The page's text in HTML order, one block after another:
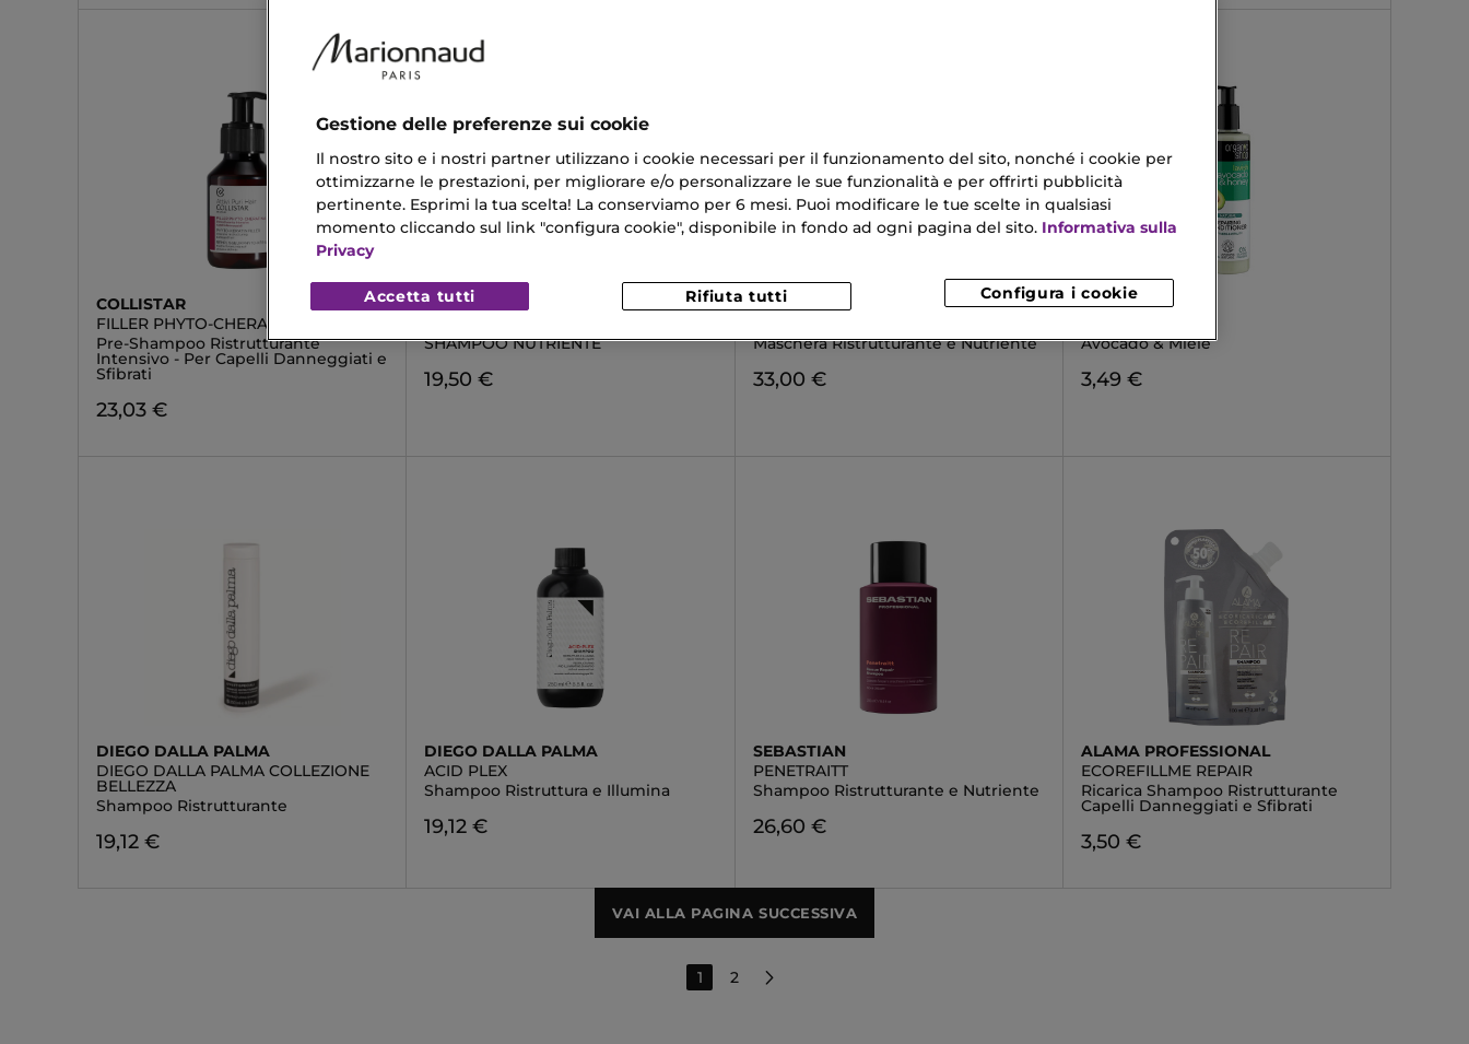
COLLISTAR
FILLER PHYTO-CHERATINA
Pre-Shampoo Ristrutturante
Intensivo - Per Capelli Danneggiati e
Sfibrati
23,03 €
DIEGO DALLA PALMA
SHAMPOO NUTRIENTE
19,50 €
SEBASTIAN
Maschera Ristrutturante e Nutriente
33,00 €
ORGANIC SHOP
Avocado & Miele
3,49 €
DIEGO DALLA PALMA
DIEGO DALLA PALMA COLLEZIONE
BELLEZZA
Shampoo Ristrutturante
19,12 €
DIEGO DALLA PALMA
ACID PLEX
Shampoo Ristruttura e Illumina
19,12 €
SEBASTIAN
PENETRAITT
Shampoo Ristrutturante e Nutriente
26,60 €
ALAMA PROFESSIONAL
ECOREFILLME REPAIR
Ricarica Shampoo Ristrutturante
Capelli Danneggiati e Sfibrati
3,50 €
VAI ALLA PAGINA SUCCESSIVA
1 2
Gestione delle preferenze sui cookie
Il nostro sito e i nostri partner utilizzano i cookie necessari per il funzionamento del sito, nonché i cookie per
ottimizzarne le prestazioni, per migliorare e/o personalizzare le sue funzionalità e per offrirti pubblicità
pertinente. Esprimi la tua scelta! La conserviamo per 6 mesi. Puoi modificare le tue scelte in qualsiasi
momento cliccando sul link "configura cookie", disponibile in fondo ad ogni pagina del sito. Informativa sulla
Privacy
Configura i cookie
Rifiuta tutti
Accetta tutti